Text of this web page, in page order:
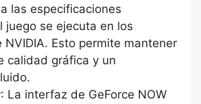
las especificaciones
juego se ejecuta en los
NVIDIA. Esto permite mantener
calidad gráfica y un
: La interfaz de GeForce NOW